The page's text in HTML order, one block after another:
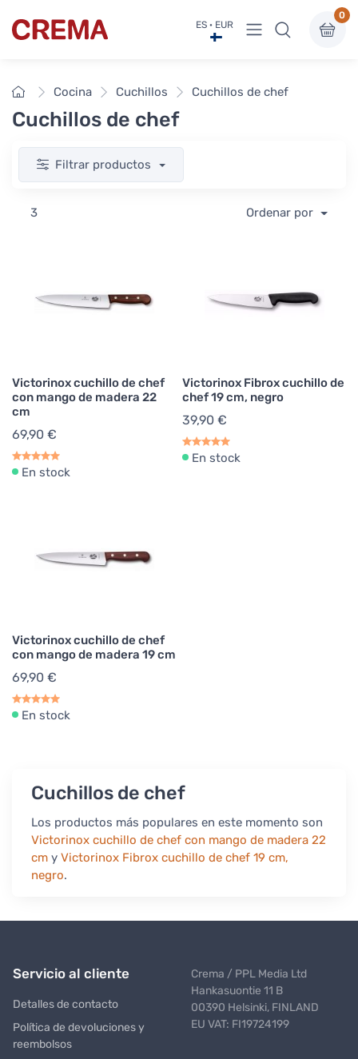
Crema ES · EUR Ver menú
0
InicioCocina Cuchillos Cuchillos de chef
Cuchillos de chef
Filtrar productos
3 Ordenar por
Victorinox cuchillo de chef
con mango de madera 22
cm
69,90 €
En stock
Victorinox Fibrox cuchillo de
chef 19 cm, negro
39,90 €
En stock
Victorinox cuchillo de chef
con mango de madera 19 cm
69,90 €
En stock
Cuchillos de chef
Los productos más populares en este momento son
Victorinox cuchillo de chef con mango de madera 22
cm y Victorinox Fibrox cuchillo de chef 19 cm,
negro.
Servicio al cliente
Detalles de contacto
Política de devoluciones y
reembolsos
Crema / PPL Media Ltd
Hankasuontie 11 B
00390 Helsinki, FINLAND
EU VAT: FI19724199